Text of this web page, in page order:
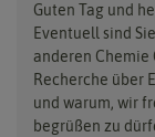
aus Glas
aus Kunststoff
Reagenzgläser Sets
Glasstrohhalme
Bechergläser
Messzylinder
Petrischalen
Trichter
Guten Tag und
Eventuell sind
anderen Chemie
Recherche über
und warum, wir
begrüßen zu